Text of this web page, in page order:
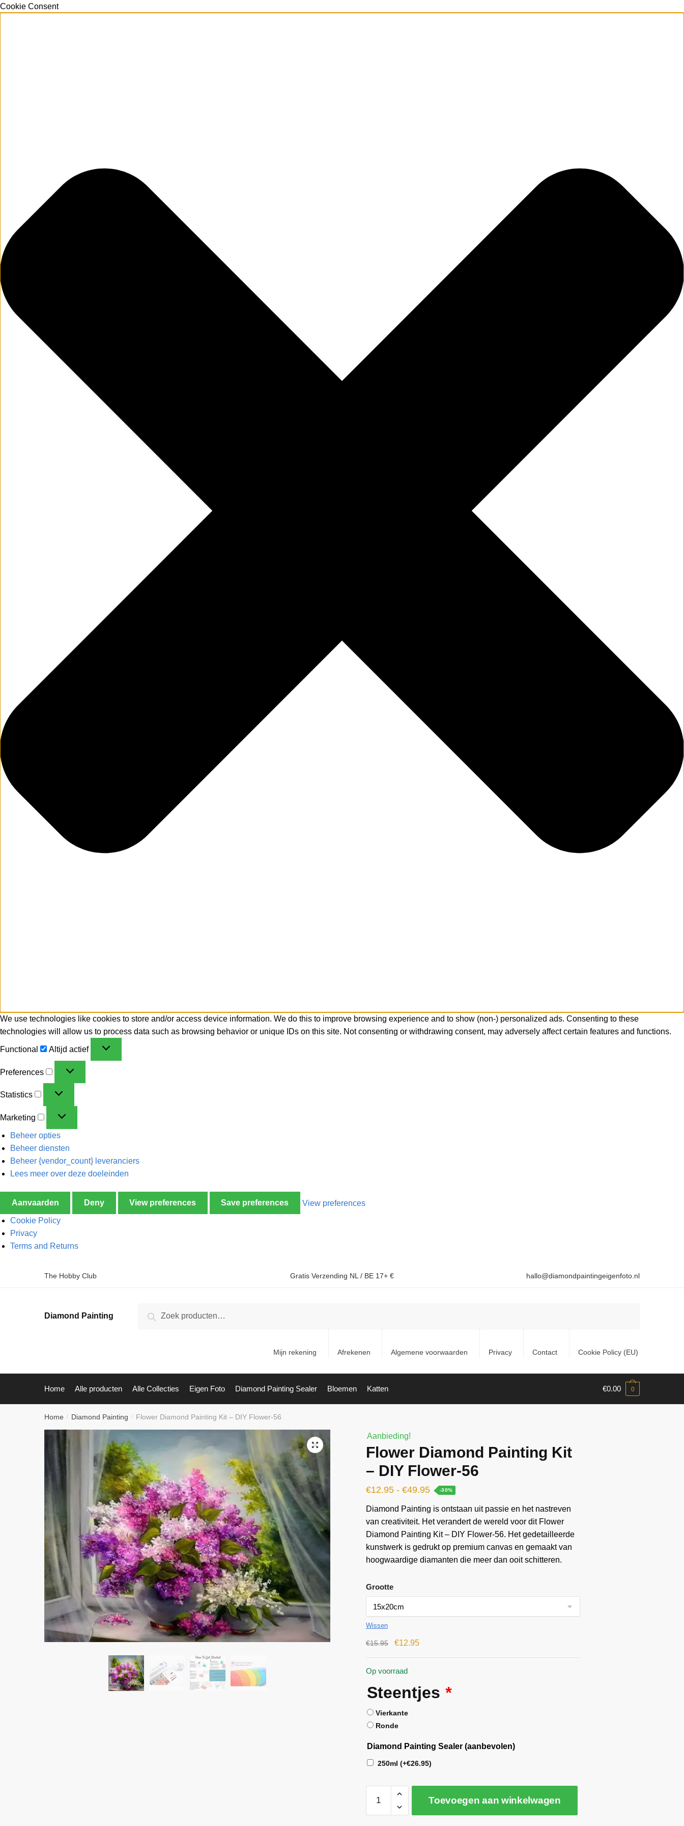
Cookie Consent
We use technologies like cookies to store and/or access device information. We do this to improve browsing experience and to show (non-) personalized ads. Consenting to these
technologies will allow us to process data such as browsing behavior or unique IDs on this site. Not consenting or withdrawing consent, may adversely affect certain features and functions.
Functional Altijd actief
Preferences
Statistics
Marketing
Beheer opties
Beheer diensten
Beheer {vendor_count} leveranciers
Lees meer over deze doeleinden
Aanvaarden Deny View preferences Save preferences View preferences
Cookie Policy
Privacy
Terms and Returns
The Hobby Club Gratis Verzending NL / BE 17+ € hallo@diamondpaintingeigenfoto.nl
Diamond Painting Zoeken
Mijn rekening Afrekenen Algemene voorwaarden Privacy Contact Cookie Policy (EU)
Home Alle producten Alle Collecties Eigen Foto Diamond Painting Sealer Bloemen Katten €0.00 0
Home / Diamond Painting / Flower Diamond Painting Kit – DIY Flower-56
🔍
Aanbieding!
Flower Diamond Painting Kit
– DIY Flower-56
€12.95 - €49.95 -30%
Diamond Painting is ontstaan ​​uit passie en het nastreven
van creativiteit. Het verandert de wereld voor dit Flower
Diamond Painting Kit – DIY Flower-56. Het gedetailleerde
kunstwerk is gedrukt op premium canvas en gemaakt van
hoogwaardige diamanten die meer dan ooit schitteren.
Grootte
Wissen
€15.95 €12.95
Op voorraad
Steentjes *
Vierkante
Ronde
Diamond Painting Sealer (aanbevolen)
250ml (+€26.95)
Toevoegen aan winkelwagen